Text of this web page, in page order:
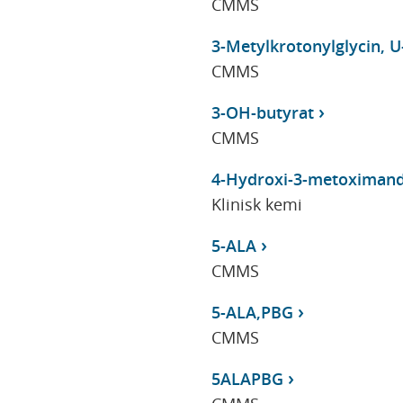
3-Metylkrotonylglycin,
CMMS
3-OH-butyrat
CMMS
4-Hydroxi-3-
Klinisk kemi
5-ALA
CMMS
5-ALA,PBG
CMMS
5ALAPBG